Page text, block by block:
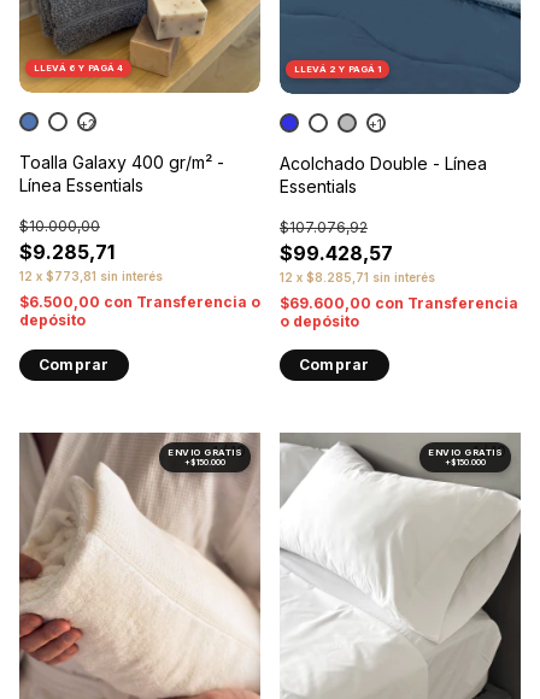
Toalla Galaxy 400 gr/m² -
Línea Essentials
$9.285,71
$10.000,00
12 x $773,81 sin interés
LLEVÁ 6 Y PAGÁ 4
$6.500,00 con Transferencia o
depósito
+2
Comprar
Acolchado Double - Línea
Essentials
$99.428,57
$107.076,92
12 x $8.285,71 sin interés
LLEVÁ 2 Y PAGÁ 1
$69.600,00 con Transferencia
o depósito
+1
Comprar
1/10 1/10